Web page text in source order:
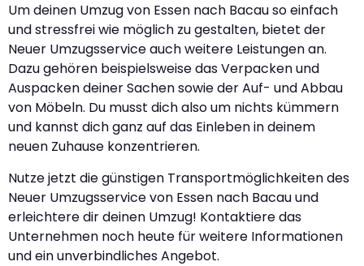
Um deinen Umzug von Essen nach Bacau so einfach
und stressfrei wie möglich zu gestalten, bietet der
Neuer Umzugsservice auch weitere Leistungen an.
Dazu gehören beispielsweise das Verpacken und
Auspacken deiner Sachen sowie der Auf- und Abbau
von Möbeln. Du musst dich also um nichts kümmern
und kannst dich ganz auf das Einleben in deinem
neuen Zuhause konzentrieren.
Nutze jetzt die günstigen Transportmöglichkeiten des
Neuer Umzugsservice von Essen nach Bacau und
erleichtere dir deinen Umzug! Kontaktiere das
Unternehmen noch heute für weitere Informationen
und ein unverbindliches Angebot.